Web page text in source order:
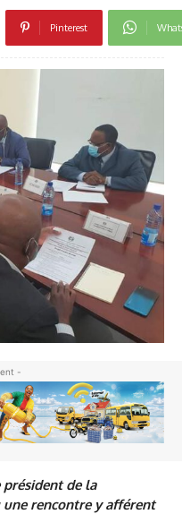
Pinterest
-
président de la
une rencontre y afférent